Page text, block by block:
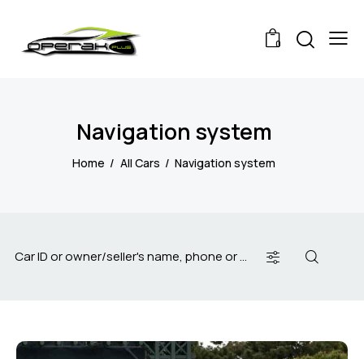
0
Navigation system
Home All Cars Navigation system